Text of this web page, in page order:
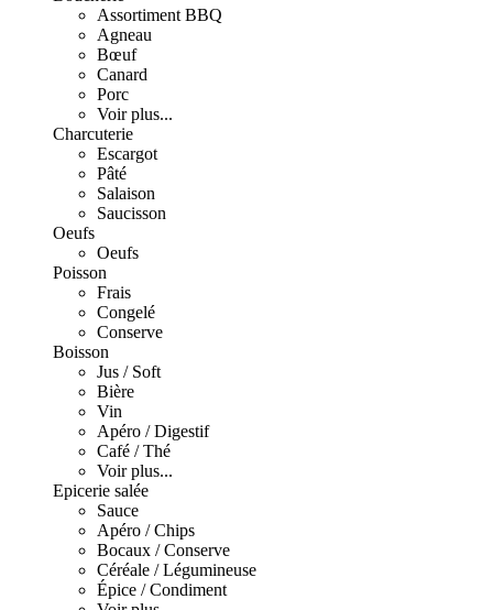
Assortiment BBQ
Agneau
Bœuf
Canard
Porc
Voir plus...
Charcuterie
Escargot
Pâté
Salaison
Saucisson
Oeufs
Oeufs
Poisson
Frais
Congelé
Conserve
Boisson
Jus / Soft
Bière
Vin
Apéro / Digestif
Café / Thé
Voir plus...
Epicerie salée
Sauce
Apéro / Chips
Bocaux / Conserve
Céréale / Légumineuse
Épice / Condiment